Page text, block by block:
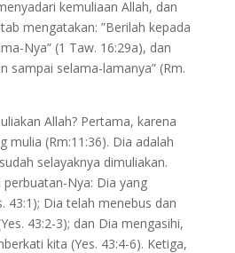
kemuliaan Allah, dan
mengatakan: ”Berilah kepada
Nya” (1 Taw. 16:29a), dan
sampai selama-lamanya” (Rm.
Allah? Pertama, karena
mulia (Rm:11:36). Dia adalah
selayaknya dimuliakan.
perbuatan-Nya: Dia yang
43:1); Dia telah menebus dan
43:2-3); dan Dia mengasihi,
kita (Yes. 43:4-6). Ketiga,